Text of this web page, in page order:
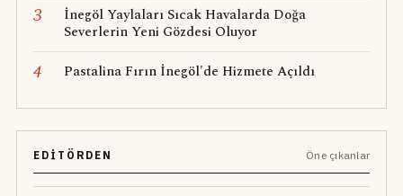
3
İnegöl Yaylaları Sıcak Havalarda Doğa
Severlerin Yeni Gözdesi Oluyor
4 Pastalina Fırın İnegöl'de Hizmete Açıldı
EDITÖRDEN Öne çıkanlar